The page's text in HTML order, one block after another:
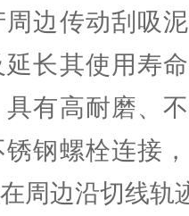
边传动刮吸
长其使用寿
有高耐磨、
钢螺栓连接
周边沿切线轨